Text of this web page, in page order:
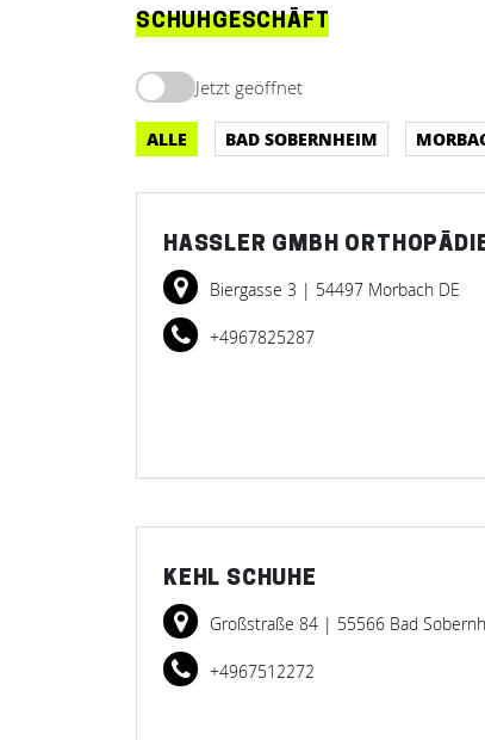
SCHUHGESCHÄFT
Jetzt geöffnet
ALLE BAD SOBERNHEIM
HASSLER GMBH
Biergasse 3 | 54497 Morbach DE
+4967825287
KEHL SCHUHE
Großstraße 84 | 55566 Bad
+4967512272